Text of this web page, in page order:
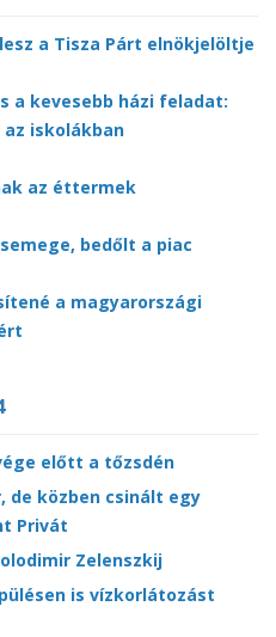
a Tisza Párt elnökjelöltje
a kevesebb házi feladat:
iskolákban
az éttermek
bedőlt a piac
a magyarországi
előtt a tőzsdén
de közben csinált egy
Privát
Zelenszkij
is vízkorlátozást